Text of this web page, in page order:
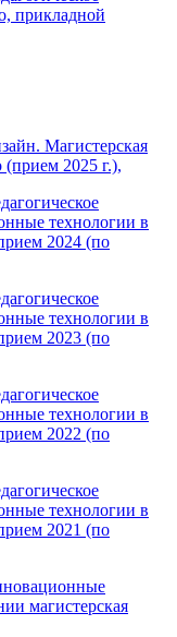
прикладной
Магистерская
2025 г.),
технологии в
2024 (по
технологии в
2023 (по
технологии в
2022 (по
технологии в
2021 (по
магистерская